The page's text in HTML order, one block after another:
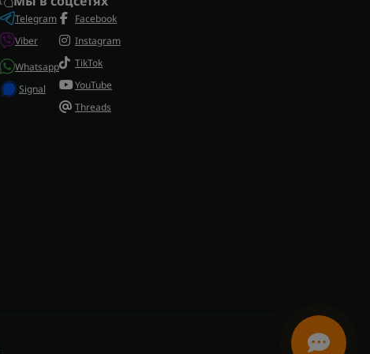
Telegram
Viber
Whatsapp
Signal
Facebook
Instagram
TikTok
YouTube
Threads